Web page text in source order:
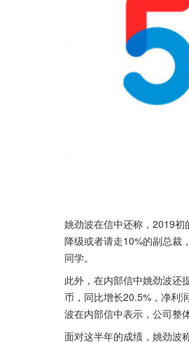
姚劲波在信中还称，2019
降级或者请走10%的副总裁
同学。
此外，在内部信中姚劲波还
币，同比增长20.5%，净利
波在内部信中表示，公司整
面对这半年的成绩，姚劲波